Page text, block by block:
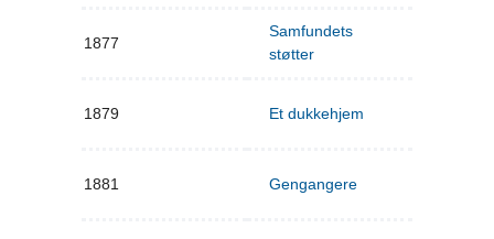
1877
Samfundets
støtter
1879 Et dukkehjem
1881 Gengangere